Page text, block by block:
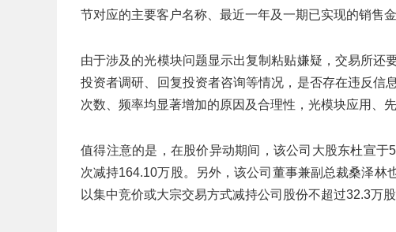
节对应的主要客户名称、最近一年及一期已实现的销售
由于涉及的光模块问题显示出复制粘贴嫌疑，交易所还
投资者调研、回复投资者咨询等情况，是否存在违反信
次数、频率均显著增加的原因及合理性，光模块应用、
值得注意的是，在股价异动期间，该公司大股东杜宣
次减持164.10万股。另外，该公司董事兼副总裁桑泽林
以集中竞价或大宗交易方式减持公司股份不超过32.3万股